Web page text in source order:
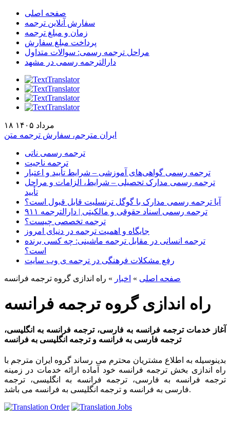
صفحه اصلی
سفارش آنلاین ترجمه
زمان و مبلغ ترجمه
پرداخت مبلغ سفارش
مراحل ترجمه رسمی: سوالات متداول
دارالترجمه رسمی در مشهد
۱۸ مرداد ۱۴۰۵
ایران مترجم، سفارش ترجمه متن
ترجمه رسمی ناتی
ترجمه ناجیت
ترجمه رسمی گواهی‌های آموزشی – شرایط تأیید و اعتبار
ترجمه رسمی مدارک تحصیلی – شرایط، الزامات و مراحل
تأیید
آیا ترجمه رسمی مدارک با گوگل ترنسلیت قابل قبول است؟
ترجمه رسمی اسناد حقوقی و مالکیتی | دارالترجمه ۹۱۱
ترجمه تخصصی چیست؟
جایگاه و اهمیت ترجمه در دنیای امروز
ترجمه انسانی در مقابل ترجمه ماشینی: چه کسی برنده
است؟
رفع مشکلات فرهنگی در ترجمه ی وب سایت
صفحه اصلی » اخبار » راه اندازی گروه ترجمه فرانسه
راه اندازی گروه ترجمه فرانسه
آغاز خدمات ترجمه فرانسه به فارسی، ترجمه فرانسه به انگلیسی،
ترجمه فارسی به فرانسه و ترجمه انگلیسی به فرانسه
بدینوسیله به اطلاع مشتریان محترم می رساند گروه ایران مترجم با
راه اندازی بخش ترجمه فرانسه خود آماده ارائه خدمات در زمینه
ترجمه فرانسه به فارسی، ترجمه فرانسه به انگلیسی، ترجمه
فارسی به فرانسه و ترجمه انگلیسی به فرانسه می باشد.